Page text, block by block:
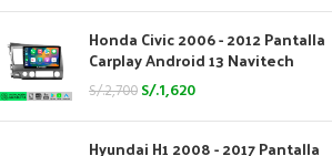
Honda Civic 2006 - 2012 Pantalla
Carplay Android 13 Navitech
S/.2,700 S/.1,620
Hyundai H1 2008 - 2017 Pantalla